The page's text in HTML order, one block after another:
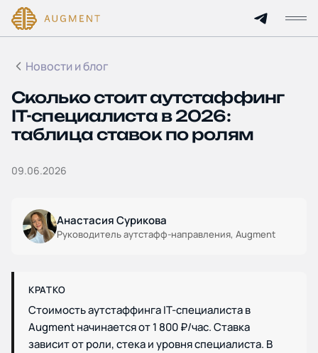
Главная
О компании
Партнерам
Отрасли
Блог и новости
Новости и блог
Сколько стоит аутстаффинг
IT-специалиста в 2026:
таблица ставок по ролям
09.06.2026
Анастасия Сурикова
Руководитель аутстафф-направления, Augment
КРАТКО
Стоимость аутстаффинга IT-специалиста в
Augment начинается от 1 800 ₽/час. Ставка
зависит от роли, стека и уровня специалиста. В